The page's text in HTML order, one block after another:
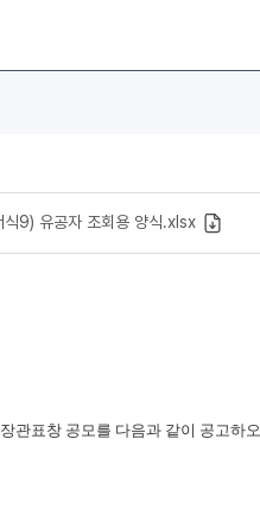
식9) 유공자 조회용 양식.xlsx
관표창 공모를 다음과 같이 공고하